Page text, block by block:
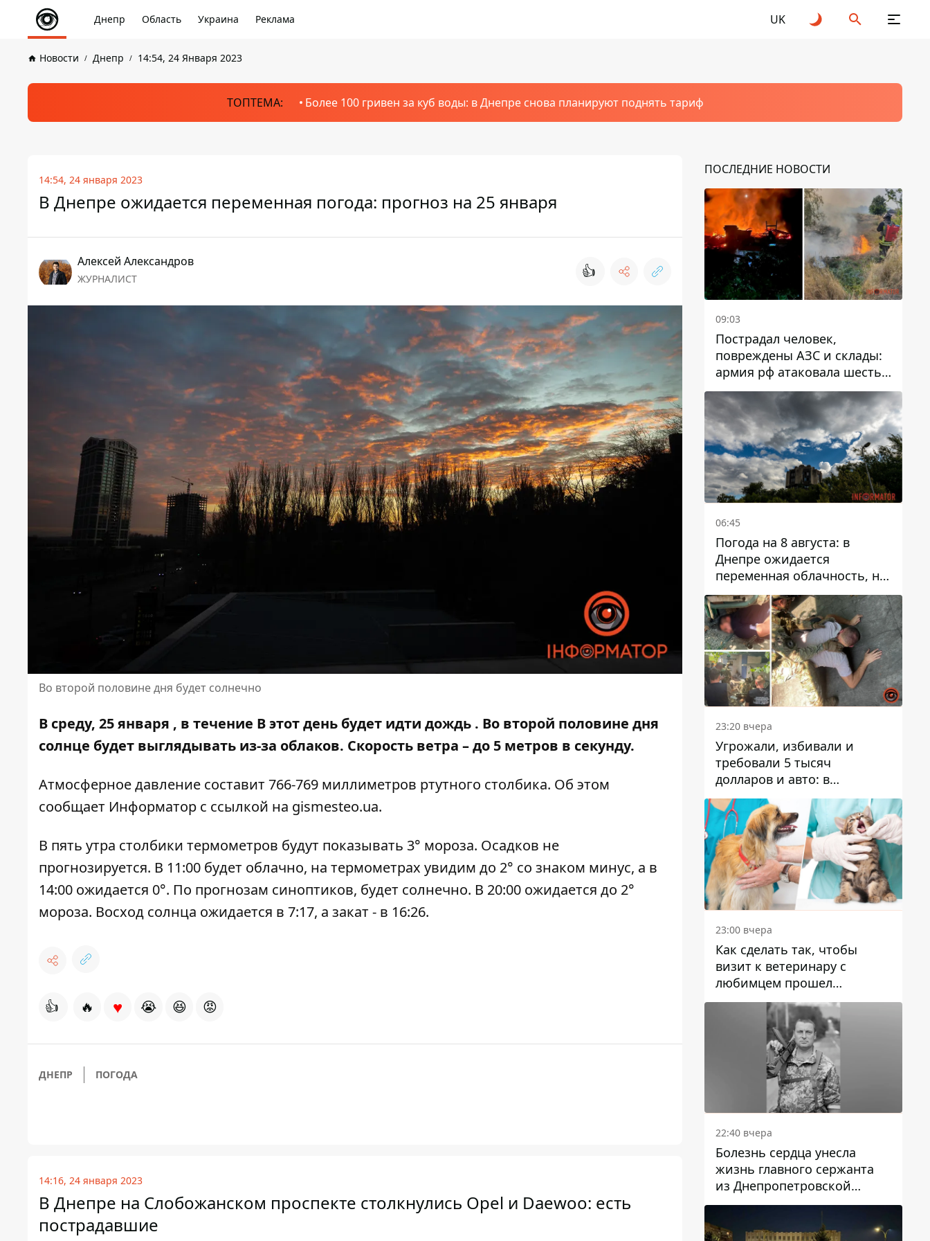
Днепр Область Украина Реклама UK
Новости Днепр 14:54, 24 Января 2023
ТОПТЕМА: Более 100 гривен за куб воды: в Днепре снова планируют поднять тариф
14:54, 24 января 2023
В Днепре ожидается переменная погода: прогноз на 25 января
Алексей Александров
ЖУРНАЛИСТ 👍
Во второй половине дня будет солнечно
В среду, 25 января , в течение В этот день будет идти дождь . Во второй половине дня
солнце будет выглядывать из-за облаков. Скорость ветра – до 5 метров в секунду.
Атмосферное давление составит 766-769 миллиметров ртутного столбика. Об этом
сообщает Информатор с ссылкой на gismesteo.ua.
В пять утра столбики термометров будут показывать 3° мороза. Осадков не
прогнозируется. В 11:00 будет облачно, на термометрах увидим до 2° со знаком минус, а в
14:00 ожидается 0°. По прогнозам синоптиков, будет солнечно. В 20:00 ожидается до 2°
мороза. Восход солнца ожидается в 7:17, а закат - в 16:26.
👍 🔥 ♥ 😭 😆 😡
ДНЕПР ПОГОДА
14:16, 24 января 2023
В Днепре на Слобожанском проспекте столкнулись Opel и Daewoo: есть
пострадавшие
ПОСЛЕДНИЕ НОВОСТИ
09:03
Пострадал человек,
повреждены АЗС и склады:
армия рф атаковала шесть
районов Днепропетровской
области
06:45
Погода на 8 августа: в
Днепре ожидается
переменная облачность, но
может пойти дождь
23:20 вчера
Угрожали, избивали и
требовали 5 тысяч
долларов и авто: в
Павлограде задержали двух
мужчин
23:00 вчера
Как сделать так, чтобы
визит к ветеринару с
любимцем прошел
спокойно: простые советы
22:40 вчера
Болезнь сердца унесла
жизнь главного сержанта
из Днепропетровской
области Юрия Свистуна